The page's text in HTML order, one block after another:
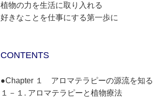
植物の力を生活に取り入れる
好きなことを仕事にする第一歩に
CONTENTS
●Chapter １ アロマテラピーの源流を知る
１－１. アロマテラピーと植物療法